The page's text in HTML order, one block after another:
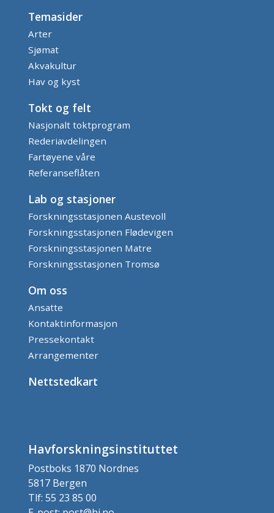
Temasider
Arter
Sjømat
Akvakultur
Hav og kyst
Tokt og felt
Nasjonalt toktprogram
Rederiavdelingen
Fartøyene våre
Referanseflåten
Lab og stasjoner
Forskningsstasjonen Austevoll
Forskningsstasjonen Flødevigen
Forskningsstasjonen Matre
Forskningsstasjonen Tromsø
Om oss
Ansatte
Kontaktinformasjon
Pressekontakt
Arrangementer
Nettstedkart
Havforskningsinstituttet
Postboks 1870 Nordnes
5817 Bergen
Tlf: 55 23 85 00